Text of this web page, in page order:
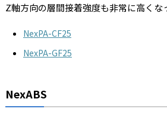
Z軸方向の層間接着強度も非常に高くな
NexPA-CF25
NexPA-GF25
NexABS